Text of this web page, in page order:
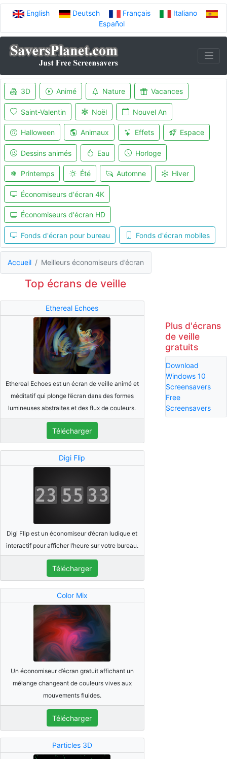
English Deutsch Français
Italiano
Español
3D Animé Nature Vacances
Saint-Valentin Noël Nouvel An
Halloween Animaux Effets Espace
Dessins animés Eau Horloge
Printemps Été Automne Hiver
Économiseurs d'écran 4K
Économiseurs d'écran HD
Fonds d'écran pour bureau Fonds d'écran mobiles
Accueil Meilleurs économiseurs d’écran
Top écrans de veille
Ethereal Echoes
Ethereal Echoes est un écran de veille animé et
méditatif qui plonge l’écran dans des formes
lumineuses abstraites et des flux de couleurs.
Télécharger
Digi Flip
Digi Flip est un économiseur d’écran ludique et
interactif pour afficher l’heure sur votre bureau.
Télécharger
Color Mix
Un économiseur d’écran gratuit affichant un
mélange changeant de couleurs vives aux
mouvements fluides.
Télécharger
Particles 3D
Plus d'écrans
de veille
gratuits
Download
Windows 10
Screensavers
Free
Screensavers